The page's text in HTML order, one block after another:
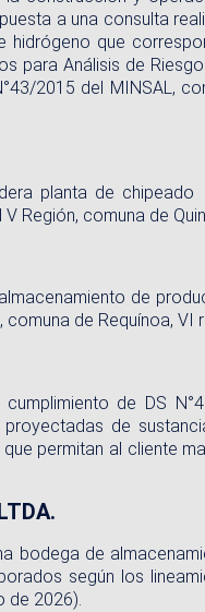
a una consulta
que
para Análisis de
2015 del MINSAL,
planta de
Región, comuna de
de
de Requínoa, VI
de DS
de
permitan al cliente
bodega de
según los
de 2026).